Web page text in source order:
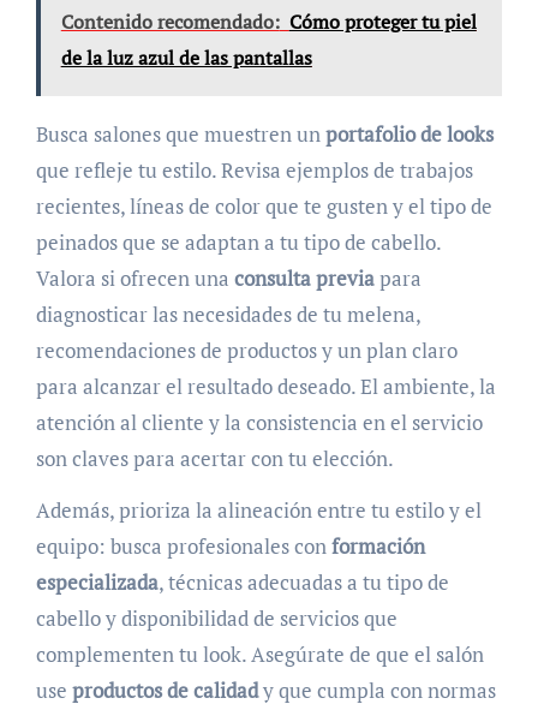
Contenido recomendado: Cómo proteger tu piel
de la luz azul de las pantallas
Busca salones que muestren unportafolio de looks
que refleje tu estilo. Revisa ejemplos de trabajos
recientes, líneas de color que te gusten y el tipo de
peinados que se adaptan a tu tipo de cabello.
Valora si ofrecen una consulta previapara
diagnosticar las necesidades de tu melena,
recomendaciones de productos y un plan claro
para alcanzar el resultado deseado. El ambiente, la
atención al cliente y la consistencia en el servicio
son claves para acertar con tu elección.
Además, prioriza la alineación entre tu estilo y el
equipo: busca profesionales conformación
especializada, técnicas adecuadas a tu tipo de
cabello y disponibilidad de servicios que
complementen tu look. Asegúrate de que el salón
use productos de calidady que cumpla con normas